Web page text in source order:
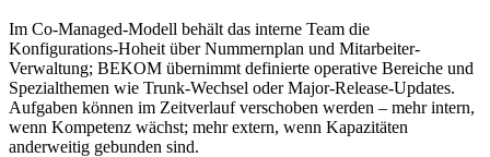
Im Co-Managed-Modell behält das interne Team die
Konfigurations-Hoheit über Nummernplan und Mitarbeiter-
Verwaltung; BEKOM übernimmt definierte operative Bereiche und
Spezialthemen wie Trunk-Wechsel oder Major-Release-Updates.
Aufgaben können im Zeitverlauf verschoben werden – mehr intern,
wenn Kompetenz wächst; mehr extern, wenn Kapazitäten
anderweitig gebunden sind.